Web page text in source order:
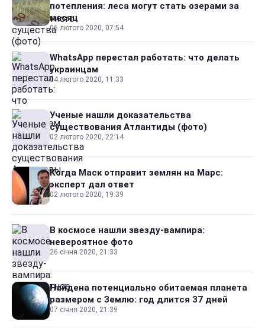
потепления: леса могут стать озерами за
месяц
06 лютого 2020, 07:54
WhatsApp перестал работать: что делать
украинцам
04 лютого 2020, 11:33
Ученые нашли доказательства
существования Атлантиды (фото)
02 лютого 2020, 22:14
Когда Маск отправит землян на Марс:
эксперт дал ответ
02 лютого 2020, 19:39
В космосе нашли звезду-вампира:
невероятное фото
26 січня 2020, 21:33
Найдена потенциально обитаемая планета
размером с Землю: год длится 37 дней
07 січня 2020, 21:39